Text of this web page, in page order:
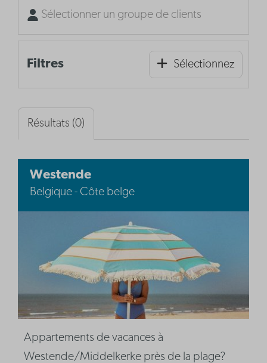
Sélectionner un groupe de clients
Filtres Sélectionnez
Résultats (0)
Westende
Belgique - Côte belge
Appartements de vacances à
Westende/Middelkerke près de la plage?